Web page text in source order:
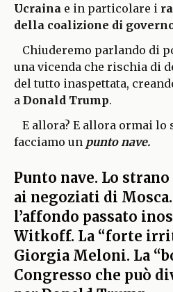
Ucraina e in particolare i
della coalizione di
Chiuderemo parlando di
una vicenda che rischia di
del tutto inaspettata,
a Donald Trump.
E allora? E allora ormai lo
facciamo un punto nave.
Punto nave. Lo
ai negoziati di
l’affondo passato
Witkoff. La “forte
Giorgia Meloni. La
Congresso che può